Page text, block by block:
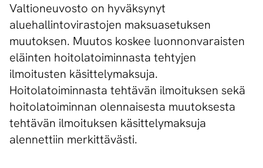
Valtioneuvosto on hyväksynyt
aluehallintovirastojen maksuasetuksen
muutoksen. Muutos koskee luonnonvaraisten
eläinten hoitolatoiminnasta tehtyjen
ilmoitusten käsittelymaksuja.
Hoitolatoiminnasta tehtävän ilmoituksen sekä
hoitolatoiminnan olennaisesta muutoksesta
tehtävän ilmoituksen käsittelymaksuja
alennettiin merkittävästi.